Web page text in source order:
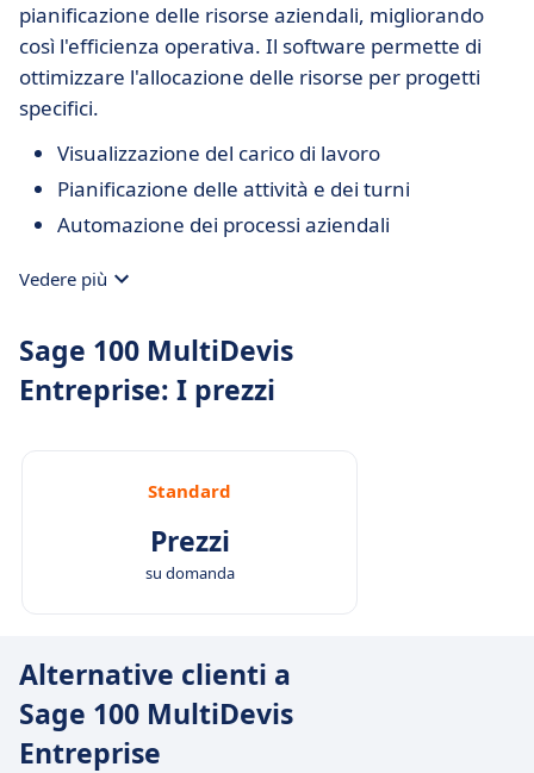
pianificazione delle risorse aziendali, migliorando
così l'efficienza operativa. Il software permette di
ottimizzare l'allocazione delle risorse per progetti
specifici.
Visualizzazione del carico di lavoro
Pianificazione delle attività e dei turni
Automazione dei processi aziendali
Vedere più
Sage 100 MultiDevis
Entreprise: I prezzi
Standard
Prezzi
su domanda
Alternative clienti a
Sage 100 MultiDevis
Entreprise